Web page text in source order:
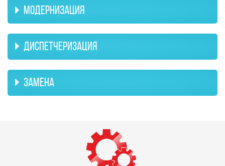
МОДЕРНИЗАЦИЯ
ДИСПЕТЧЕРИЗАЦИЯ
ЗАМЕНА